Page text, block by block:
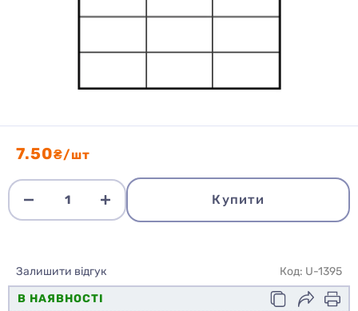
7.50₴/шт
Купити
Залишити відгук
Код: U-1395
В НАЯВНОСТІ